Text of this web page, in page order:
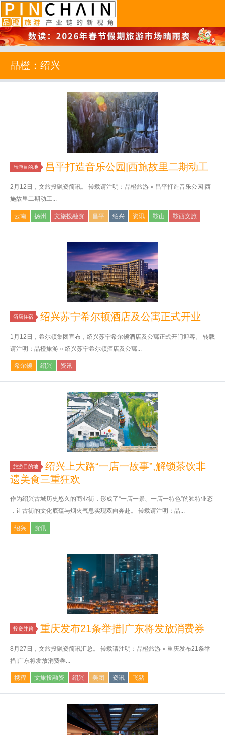
品橙旅游
品橙：绍兴
旅游目的地 昌平打造音乐公园|西施故里二期动工
2月12日，文旅投融资简讯。 转载请注明：品橙旅游 » 昌平打造音乐公园|西
施故里二期动工...
云南 扬州 文旅投融资 昌平 绍兴 资讯 鞍山 鞍西文旅
酒店住宿 绍兴苏宁希尔顿酒店及公寓正式开业
1月12日，希尔顿集团宣布，绍兴苏宁希尔顿酒店及公寓正式开门迎客。 转载
请注明：品橙旅游 » 绍兴苏宁希尔顿酒店及公寓...
希尔顿 绍兴 资讯
旅游目的地
绍兴上大路“一店一故事”,解锁茶饮非
遗美食三重狂欢
作为绍兴古城历史悠久的商业街，形成了“一店一景、一店一特色”的独特业态
，让古街的文化底蕴与烟火气息实现双向奔赴。 转载请注明：品...
绍兴 资讯
投资并购 重庆发布21条举措|广东将发放消费券
8月27日，文旅投融资简讯汇总。 转载请注明：品橙旅游 » 重庆发布21条举
措|广东将发放消费券...
携程 文旅投融资 绍兴 美团 资讯 飞猪